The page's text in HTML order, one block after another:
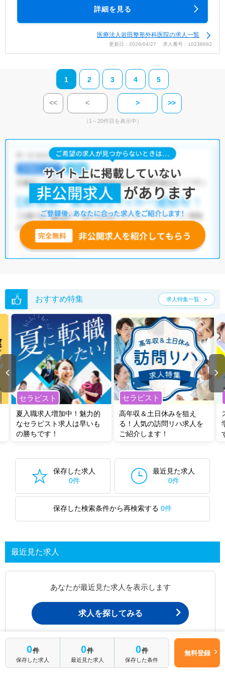
詳細を見る
医療法人岩田整形外科医院の求人一覧
更新日：2026/04/27 求人番号：10238692
1 2 3 4 5
<< < > >>
（1～20件目を表示中）
おすすめ特集 求人特集一覧
セラピスト
夏入職求人増加中！魅力的
なセラピスト求人は早いも
の勝ちです！
セラピスト
高年収＆土日休みを狙え
る！人気の訪問リハ求人を
ご紹介します！
保存した求人
0件
最近見た求人
0件
保存した検索条件から再検索する 0件
最近見た求人
あなたが最近見た求人を表示します
求人を探してみる
最近見た求人一覧ページから、
お問い合わせが可能です。
0件
保存した求人
0件
最近見た求人
0件
保存した条件
無料登録